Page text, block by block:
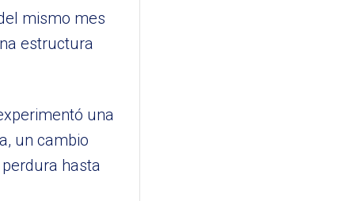
mismo mes
estructura
una
un cambio
hasta